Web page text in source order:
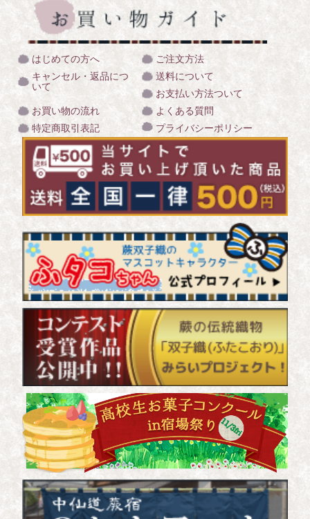
はじめての方へ
ご注文方法
キャンセル・返品につ
いて
送料について
お支払い方法ついて
お買い物の流れ
よくある質問
特定商取引表記
プライバシーポリシー